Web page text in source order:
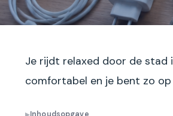
Je rijdt relaxed door de stad
comfortabel en je bent zo